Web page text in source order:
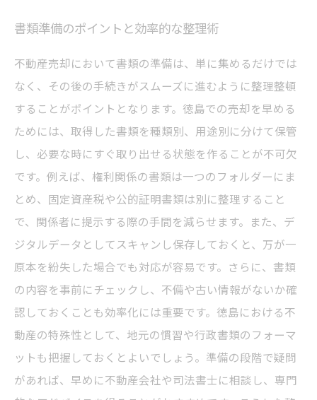
書類準備のポイントと効率的な整理術
不動産売却において書類の準備は、単に集めるだけでは
なく、その後の手続きがスムーズに進むように整理整頓
することがポイントとなります。徳島での売却を早める
ためには、取得した書類を種類別、用途別に分けて保管
し、必要な時にすぐ取り出せる状態を作ることが不可欠
です。例えば、権利関係の書類は一つのフォルダーにま
とめ、固定資産税や公的証明書類は別に整理すること
で、関係者に提示する際の手間を減らせます。また、デ
ジタルデータとしてスキャンし保存しておくと、万が一
原本を紛失した場合でも対応が容易です。さらに、書類
の内容を事前にチェックし、不備や古い情報がないか確
認しておくことも効率化には重要です。徳島における不
動産の特殊性として、地元の慣習や行政書類のフォーマ
ットも把握しておくとよいでしょう。準備の段階で疑問
があれば、早めに不動産会社や司法書士に相談し、専門